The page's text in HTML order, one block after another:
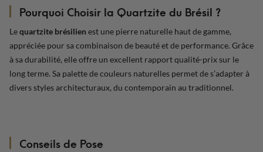
Pourquoi Choisir la Quartzite du Brésil ?
Lequartzite brésilien est une pierre naturelle haut de gamme,
appréciée pour sa combinaison de beauté et de performance. Grâce
à sa durabilité, elle offre un excellent rapport qualité-prix sur le
long terme. Sa palette de couleurs naturelles permet de s’adapter à
divers styles architecturaux, du contemporain au traditionnel.
Conseils de Pose